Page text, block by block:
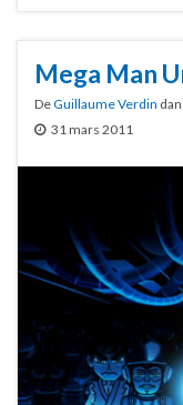
Mega Man
DeGuillaume Verdin
31 mars 2011